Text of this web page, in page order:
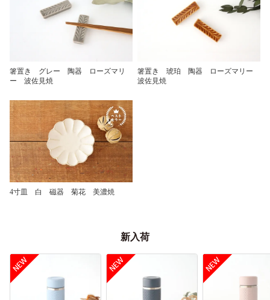
箸置き グレー 陶器 ローズマリ
ー 波佐見焼
箸置き 琥珀 陶器 ローズマリー
波佐見焼
4寸皿 白 磁器 菊花 美濃焼
新入荷